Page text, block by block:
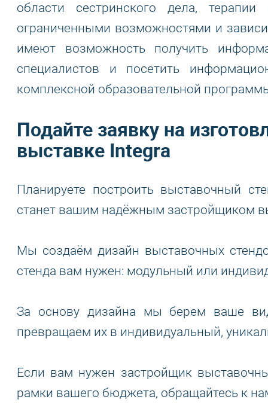
области сестринского дела,
ограниченными возможностями и
имеют возможность получить
специалистов и посетить
комплексной образовательной
Подайте заявку на
выставке Integra
Планируете построить выставочный
станет вашим надёжным застройщиком
Мы создаём дизайн выставочных
стенда вам нужен: модульный или
За основу дизайна мы берем ваше
превращаем их в индивидуальный,
Если вам нужен застройщик
рамки вашего бюджета, обращайтесь к